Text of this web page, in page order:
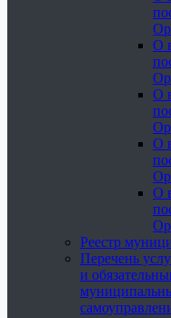
О
О
О
О
Реестр
Перечень
и